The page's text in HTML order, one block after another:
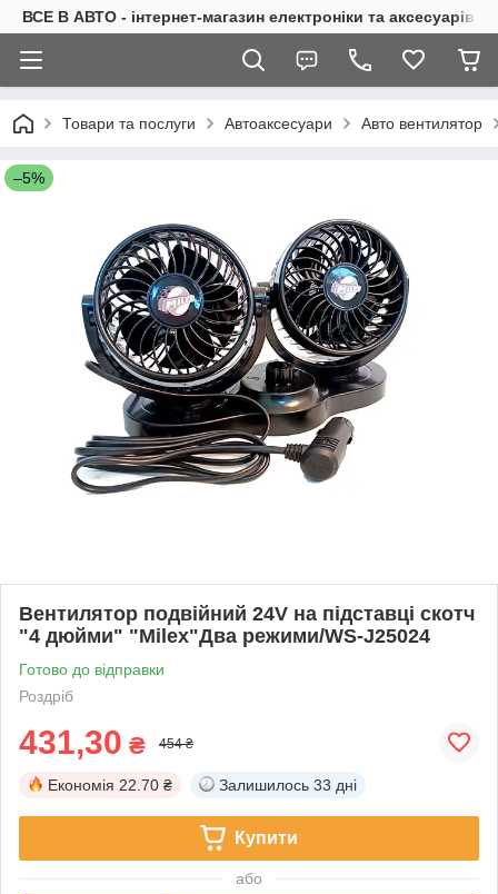
ВСЕ В АВТО - інтернет-магазин електроніки та аксесуарів в
Товари та послуги Автоаксесуари Авто вентилятор
–5%
Вентилятор подвійний 24V на підставці скотч
"4 дюйми" "Milex"Два режими/WS-J25024
Готово до відправки
Роздріб
431,30 ₴ 454 ₴
Економія 22.70 ₴ Залишилось 33 дні
Купити
або